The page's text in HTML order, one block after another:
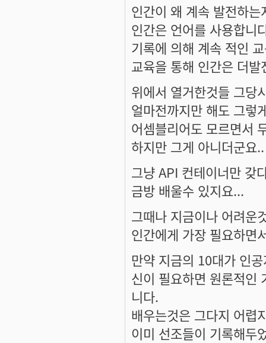
인간이 왜 계속 발전하는
인간은 언어를 사용합니
기록에 의해 계속 적인
교육을 통해 인간은 더발
위에서 열거한것들 그당
얼마전까지만 해도 그렇
어셈블리어도 모르면서
하지만 그게 아니더군요..
그냥 API 컨테이너만 갖
금방 배울수 있지요...
그때나 지금이나 어려운
인간에게 가장 필요하면
만약 지금의 10대가 인
신이 필요하면 원론적인
니다.
배우는것은 그다지 어렵
이미 선조들이 기록해두